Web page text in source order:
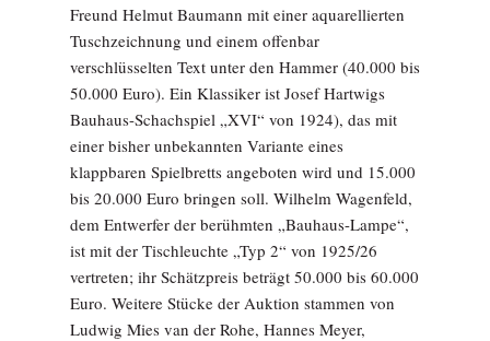
Freund Helmut Baumann mit einer aquarellierten
Tuschzeichnung und einem offenbar
verschlüsselten Text unter den Hammer (40.000 bis
50.000 Euro). Ein Klassiker ist Josef Hartwigs
Bauhaus-Schachspiel „XVI“ von 1924), das mit
einer bisher unbekannten Variante eines
klappbaren Spielbretts angeboten wird und 15.000
bis 20.000 Euro bringen soll. Wilhelm Wagenfeld,
dem Entwerfer der berühmten „Bauhaus-Lampe“,
ist mit der Tischleuchte „Typ 2“ von 1925/26
vertreten; ihr Schätzpreis beträgt 50.000 bis 60.000
Euro. Weitere Stücke der Auktion stammen von
Ludwig Mies van der Rohe, Hannes Meyer,